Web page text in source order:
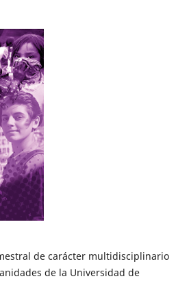
de carácter multidisciplinario
de la Universidad de